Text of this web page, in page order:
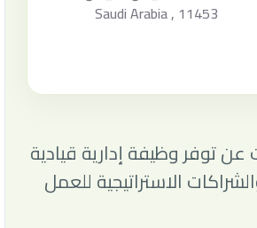
Saudi Arabia , 11453
توفر وظيفة إدارية قيادية
الاستراتيجية للعمل